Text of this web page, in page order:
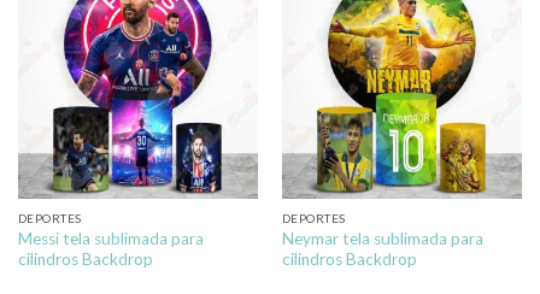
DEPORTES
Messi tela sublimada para
cilindros Backdrop
DEPORTES
Neymar tela sublimada para
cilindros Backdrop